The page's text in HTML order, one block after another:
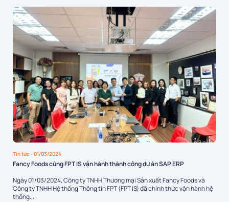
Tin tức- 01/03/2024
Fancy Foods cùng FPT IS vận hành thành công dự án SAP ERP
Ngày 01/03/2024, Công ty TNHH Thương mại Sản xuất Fancy Foods và
Công ty TNHH Hệ thống Thông tin FPT (FPT IS) đã chính thức vận hành hệ
thống...